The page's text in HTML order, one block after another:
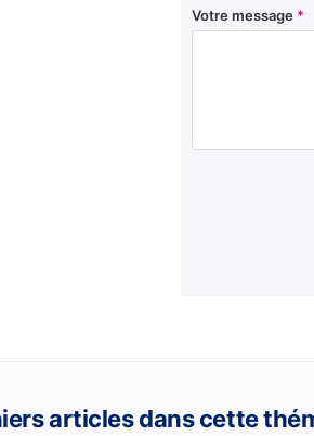
Votre message *
articles dans cette